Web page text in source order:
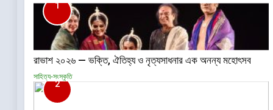
1
রাভাশ ২০২৬ — ভক্তি, ঐতিহ্য ও নৃত্যসাধনার এক অনন্য মহোৎসব
সাহিত্য-সংস্কৃতি
2